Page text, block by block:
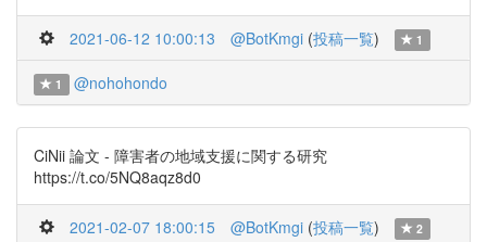
2021-06-12 10:00:13 @BotKmgi (投稿一覧) 1
1 @nohohondo
CiNii 論文 - 障害者の地域支援に関する研究
https://t.co/5NQ8aqz8d0
2021-02-07 18:00:15 @BotKmgi (投稿一覧) 2